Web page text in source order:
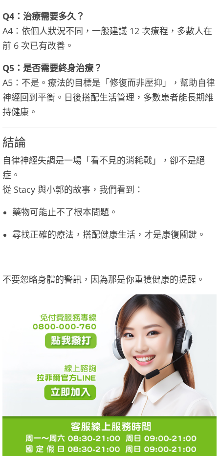
Q4：治療需要多久？
A4：依個人狀況不同，一般建議 12 次療程，多數人在
前 6 次已有改善。
Q5：是否需要終身治療？
A5：不是。療法的目標是「修復而非壓抑」，幫助自律
神經回到平衡。日後搭配生活管理，多數患者能長期維
持健康。
結論
自律神經失調是一場「看不見的消耗戰」，卻不是絕
症。
從 Stacy 與小郭的故事，我們看到：
藥物可能止不了根本問題。
尋找正確的療法，搭配健康生活，才是康復關鍵。
不要忽略身體的警訊，因為那是你重獲健康的提醒。